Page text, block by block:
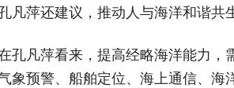
凡萍还建议，推动人与海洋和谐共
孔凡萍看来，提高经略海洋能力，
象预警、船舶定位、海上通信、海